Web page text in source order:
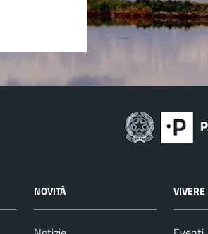
NOVITÀ